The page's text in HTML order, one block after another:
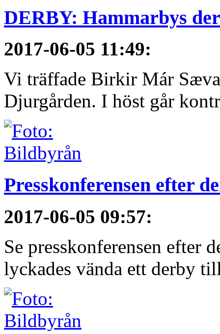
DERBY: Hammarbys
2017-06-05 11:49:
Vi träffade Birkir Már
Djurgården. I höst går
Presskonferensen efter
2017-06-05 09:57:
Se presskonferensen efter
lyckades vända ett derby